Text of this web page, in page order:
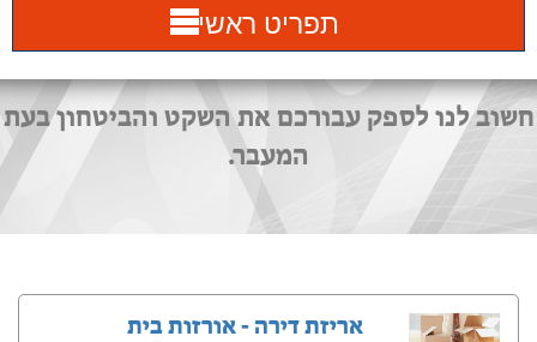
תפריט ראשי
חשוב לנו לספק עבורכם את השקט והביטחון בעת
המעבר.
אריזת דירה - אורזות בית